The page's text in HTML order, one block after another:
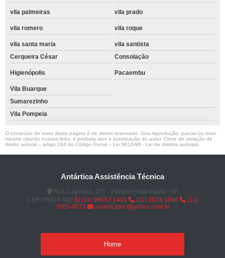
vila palmeiras vila prado
vila romero vila roque
vila santa maria
vila santista
Cerqueira César
Consolação
Higienópolis Pacaembu
Vila Buarque
Sumarezinho
Vila Pompeia
O conteúdo do texto desta página é de direito reservado. Sua reprodução, parcial ou total,
mesmo citando nossos links, é proibida sem a autorização do autor. Crime de violação de
direito autoral – artigo 184 do Código Penal – Lei 9610/98 - Lei de direitos autorais
Antártica Assistência Técnica
Rua Cayowaá, 277 - Perdizes São Paulo - SP
CEP: 05018-000
(11) 99652-1401 (11) 3673-1948
(11)
3865-6073
antarticatec@yahoo.com.br
Home